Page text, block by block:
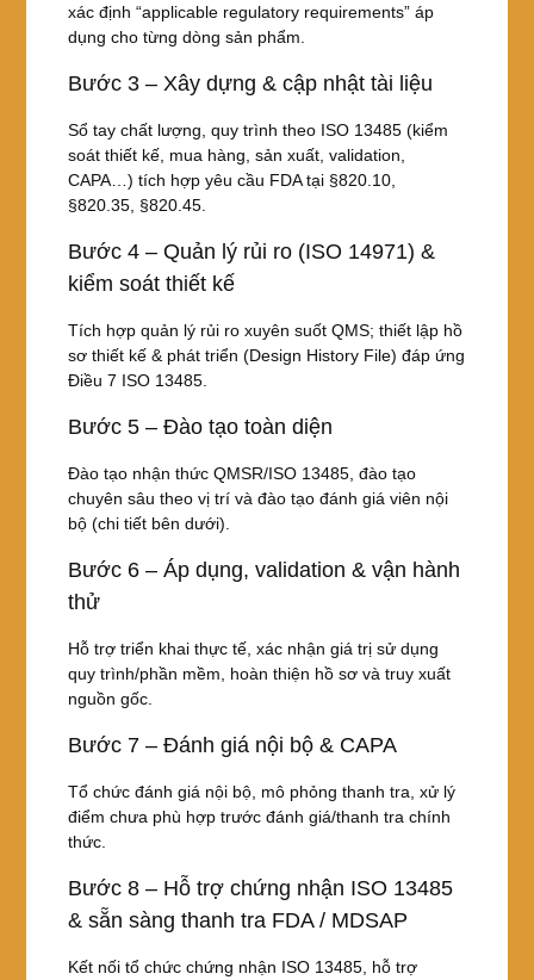
xác định “applicable regulatory requirements” áp
dụng cho từng dòng sản phẩm.
Bước 3 – Xây dựng & cập nhật tài liệu
Sổ tay chất lượng, quy trình theo ISO 13485 (kiểm
soát thiết kế, mua hàng, sản xuất, validation,
CAPA…) tích hợp yêu cầu FDA tại §820.10,
§820.35, §820.45.
Bước 4 – Quản lý rủi ro (ISO 14971) &
kiểm soát thiết kế
Tích hợp quản lý rủi ro xuyên suốt QMS; thiết lập hồ
sơ thiết kế & phát triển (Design History File) đáp ứng
Điều 7 ISO 13485.
Bước 5 – Đào tạo toàn diện
Đào tạo nhận thức QMSR/ISO 13485, đào tạo
chuyên sâu theo vị trí và đào tạo đánh giá viên nội
bộ (chi tiết bên dưới).
Bước 6 – Áp dụng, validation & vận hành
thử
Hỗ trợ triển khai thực tế, xác nhận giá trị sử dụng
quy trình/phần mềm, hoàn thiện hồ sơ và truy xuất
nguồn gốc.
Bước 7 – Đánh giá nội bộ & CAPA
Tổ chức đánh giá nội bộ, mô phỏng thanh tra, xử lý
điểm chưa phù hợp trước đánh giá/thanh tra chính
thức.
Bước 8 – Hỗ trợ chứng nhận ISO 13485
& sẵn sàng thanh tra FDA / MDSAP
Kết nối tổ chức chứng nhận ISO 13485, hỗ trợ